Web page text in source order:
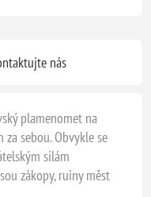
nás
plamenomet na
sebou. Obvykle se
silám
zákopy, ruiny měst